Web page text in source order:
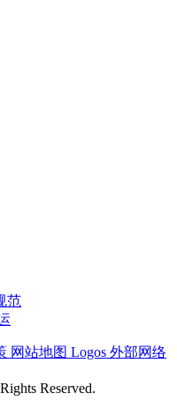
范
网站地图 Logos 外部网络
Reserved.